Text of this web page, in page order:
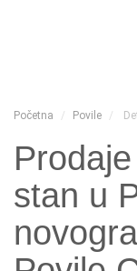
Početna Povile
stan u